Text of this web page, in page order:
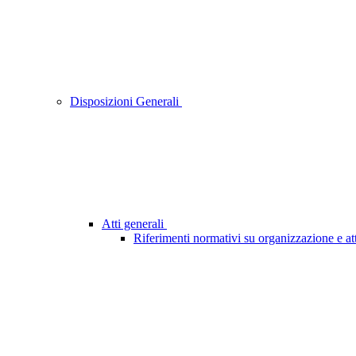
Disposizioni Generali
Atti generali
Riferimenti normativi su organizzazione e